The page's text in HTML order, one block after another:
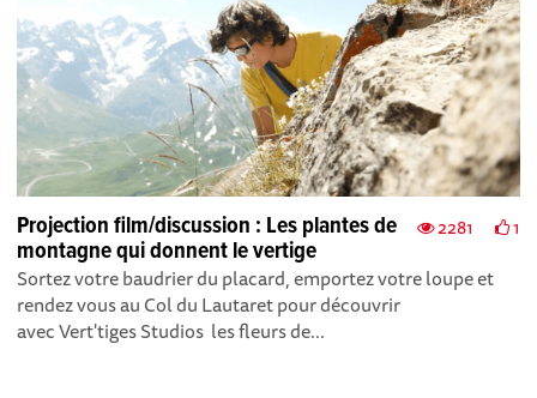
2281 1
Projection film/discussion : Les plantes de
montagne qui donnent le vertige
Sortez votre baudrier du placard, emportez votre loupe et
rendez vous au Col du Lautaret pour découvrir
avec Vert'tiges Studios les fleurs de...